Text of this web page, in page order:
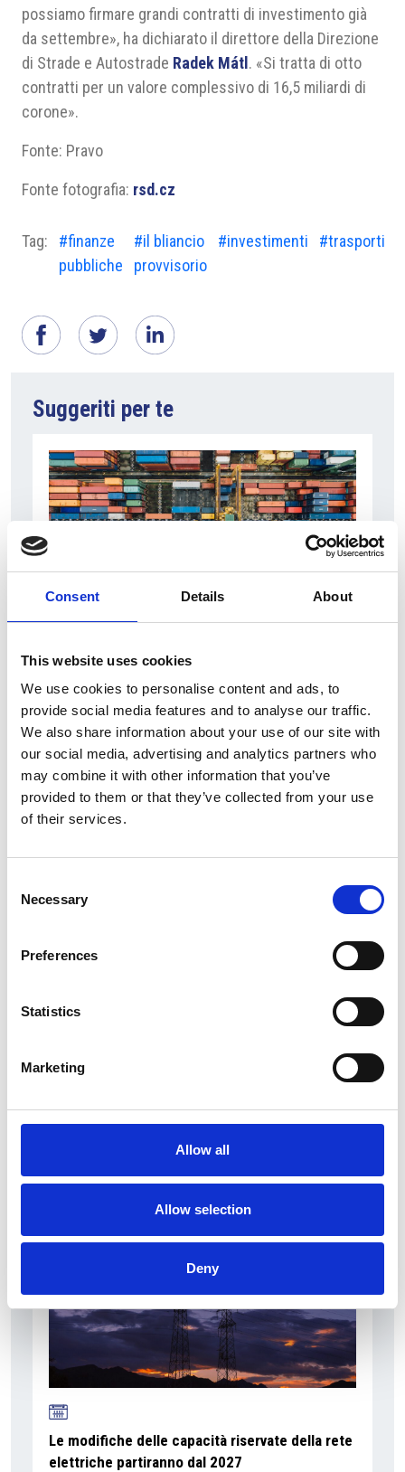
Consent Details About
This website uses cookies
We use cookies to personalise content and ads, to
provide social media features and to analyse our traffic.
We also share information about your use of our site with
our social media, advertising and analytics partners who
may combine it with other information that you’ve
provided to them or that they’ve collected from your use
of their services.
Selection
Necessary
Preferences
Statistics
Marketing
Allow all
Allow selection
Deny
possiamo firmare grandi contratti di investimento già
da settembre», ha dichiarato il direttore della Direzione
di Strade e Autostrade Radek Mátl . «Si tratta di otto
contratti per un valore complessivo di 16,5 miliardi di
corone».
Fonte: Pravo
Fonte fotografia: rsd.cz
Tag:
#finanze
pubbliche
#il bliancio
provvisorio
#investimenti #trasporti
Suggeriti per te
L’interscambio Italia – Repubblica ha superato
nel primo semestre i dieci miliardi di euro
Interviste
Overview Economica
Repubblica Ceca
Accelera la ripresa dell’industria nel corso del
Overview Economica
Le modifiche delle capacità riservate della rete
elettriche partiranno dal 2027